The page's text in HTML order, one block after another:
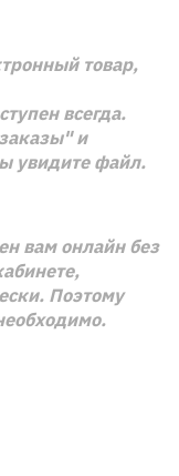
товар,
всегда.
и
увидите файл.
вам онлайн без
Поэтому